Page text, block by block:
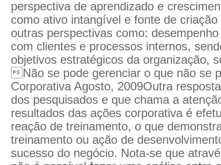
perspectiva de aprendizado e
como ativo intangível e fonte de
outras perspectivas como:
com clientes e processos internos,
objetivos estratégicos da organização,
Não se pode gerenciar o que não se
Corporativa Agosto, 2009Outra
dos pesquisados e que chama a
resultados das ações corporativa é
reação de treinamento, o que
treinamento ou ação de
sucesso do negócio. Nota-se que